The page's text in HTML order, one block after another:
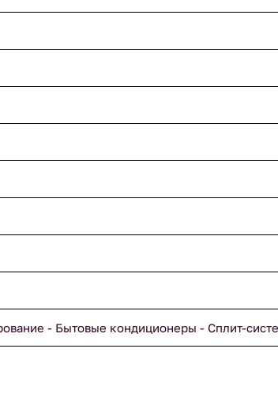
- Бытовые кондиционеры - Сплит-